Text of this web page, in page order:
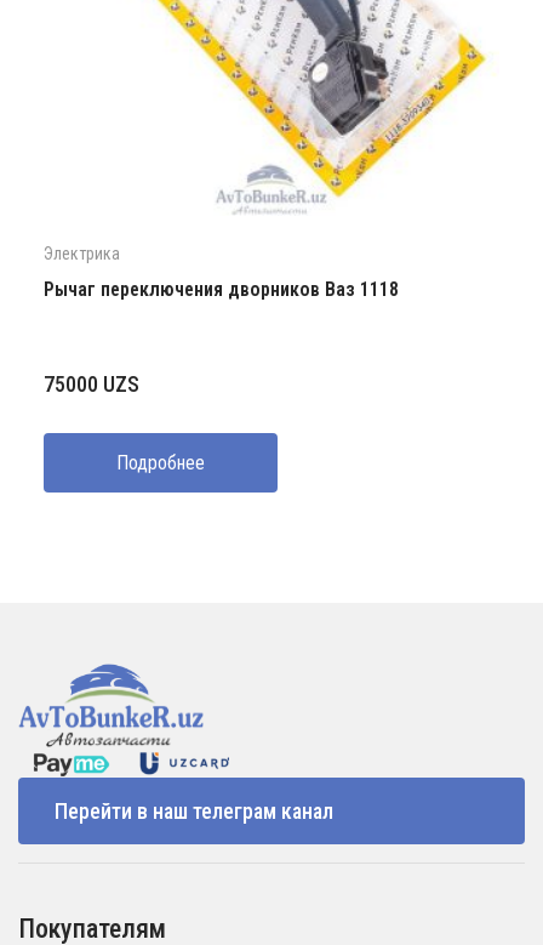
Электрика
Рычаг переключения дворников Ваз 1118
75000 UZS
Подробнее
Перейти в наш телеграм канал
Покупателям